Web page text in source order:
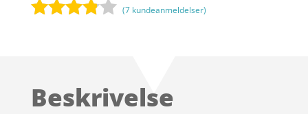
baseret
(7 kundeanmeldelser)
Beskrivelse